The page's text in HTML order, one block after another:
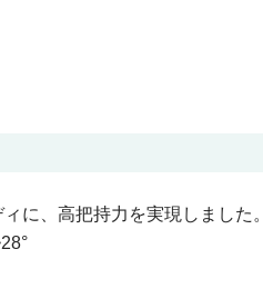
に、高把持力を実現しました。